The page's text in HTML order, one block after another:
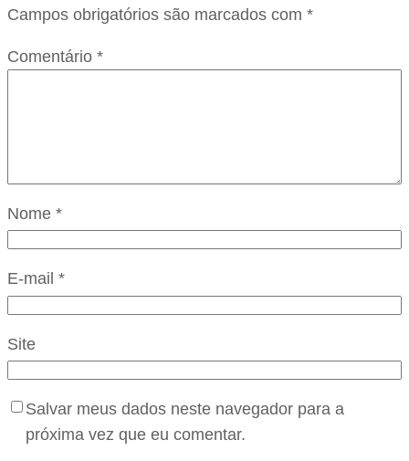
Campos obrigatórios são marcados com *
Comentário *
Nome *
E-mail *
Site
Salvar meus dados neste navegador para a
próxima vez que eu comentar.